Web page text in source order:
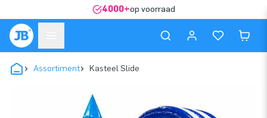
4000+op voorraad
Assortiment Kasteel Slide